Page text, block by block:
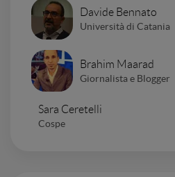
Davide Bennato
Università di Catania
Brahim Maarad
Giornalista e Blogger
Sara Ceretelli
Cospe